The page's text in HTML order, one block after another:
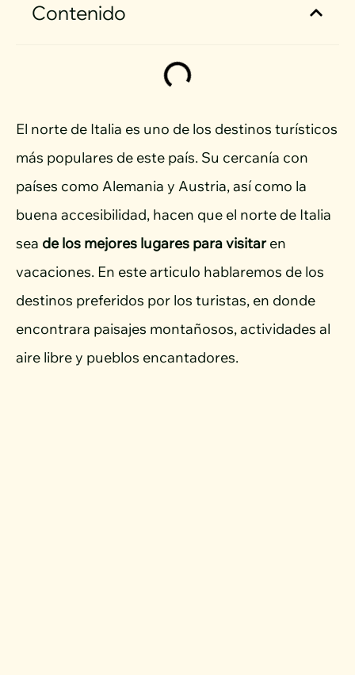
Contenido
El norte de Italia es uno de los destinos turísticos
más populares de este país. Su cercanía con
países como Alemania y Austria, así como la
buena accesibilidad, hacen que el norte de Italia
sea de los mejores lugares para visitaren
vacaciones. En este articulo hablaremos de los
destinos preferidos por los turistas, en donde
encontrara paisajes montañosos, actividades al
aire libre y pueblos encantadores.